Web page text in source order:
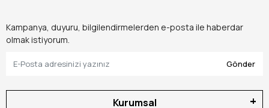
Kampanya, duyuru, bilgilendirmelerden e-posta ile haberdar
olmak istiyorum.
Gönder
Kurumsal